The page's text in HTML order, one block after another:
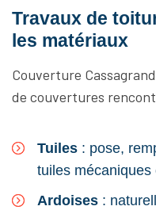
Travaux de
les matériaux
Couverture
de couvertures
Tuiles : pose,
tuiles mécaniques
Ardoises :